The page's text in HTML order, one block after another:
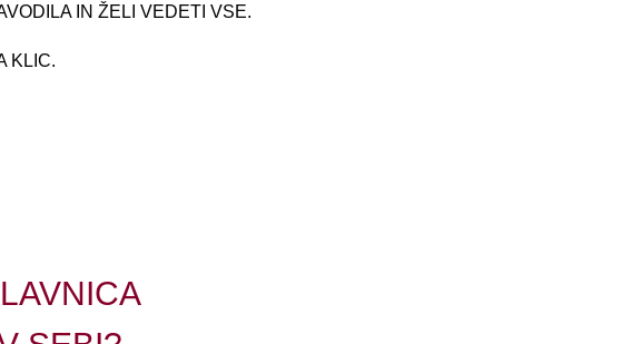
IN ŽELI VEDETI VSE.
KLIC.